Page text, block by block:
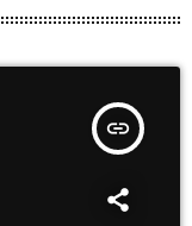
insert_link